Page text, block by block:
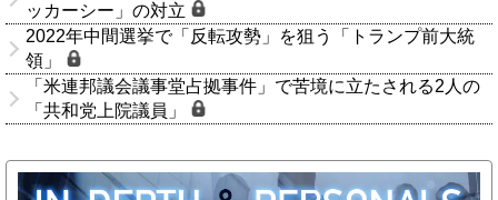
ッカーシー」の対立
2022年中間選挙で「反転攻勢」を狙う「トランプ前大統
領」
「米連邦議会議事堂占拠事件」で苦境に立たされる2人の
「共和党上院議員」